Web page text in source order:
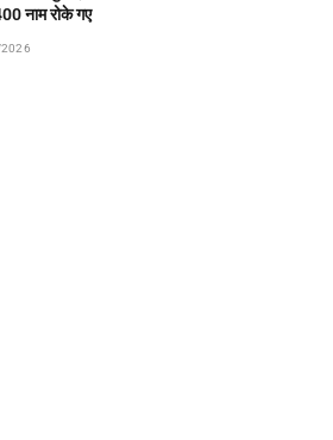
नाम रोके गए